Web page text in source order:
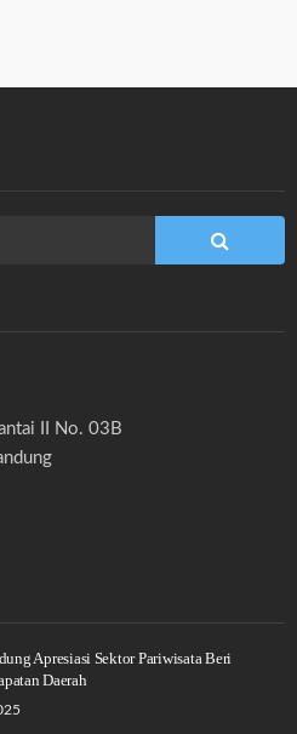
II No. 03B
Apresiasi Sektor Pariwisata Beri
Daerah